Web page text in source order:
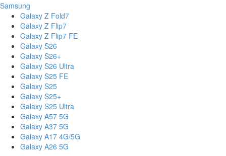
Samsung
Galaxy Z Fold7
Galaxy Z Flip7
Galaxy Z Flip7 FE
Galaxy S26
Galaxy S26+
Galaxy S26 Ultra
Galaxy S25 FE
Galaxy S25
Galaxy S25+
Galaxy S25 Ultra
Galaxy A57 5G
Galaxy A37 5G
Galaxy A17 4G/5G
Galaxy A26 5G